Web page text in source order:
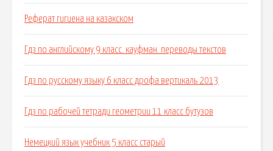
Реферат гигиена на казакском
Гдз по английскому 9 класс. кауфман. переводы текстов
Гдз по русскому языку 6 класс дрофа вертикаль 2013
Гдз по рабочей тетради геометрии 11 класс бутузов
Немецкий язык учебник 5 класс старый